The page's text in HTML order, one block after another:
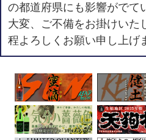
の都道府県にも影響がでて
大変、ご不備をお掛けいた
程よろしくお願い申し上げ